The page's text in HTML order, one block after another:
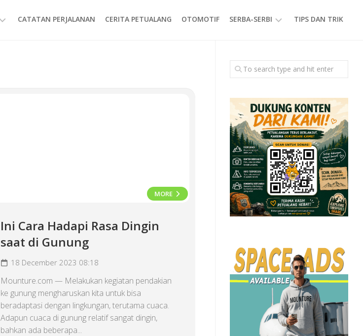
CATATAN PERJALANAN CERITA PETUALANG OTOMOTIF SERBA-SERBI
GAYA
HIDUP
TIPS DAN TRIK
MORE
Ini Cara Hadapi Rasa Dingin
saat di Gunung
18 December 2023 08:18
Mounture.com — Melakukan kegiatan pendakian
ke gunung mengharuskan kita untuk bisa
beradaptasi dengan lingkungan, terutama cuaca.
Adapun cuaca di gunung relatif sangat dingin,
bahkan ada beberapa...